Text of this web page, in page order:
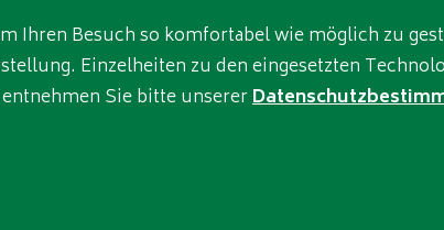
Ihren Besuch so komfortabel wie möglich zu
Einzelheiten zu den eingesetzten
Sie bitte unserer
006 – 0
006 – 50
Referenzen
Kontakt